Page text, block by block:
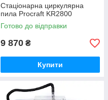
Стаціонарна циркулярна
пила Procraft KR2800
Готово до відправки
9 870 ₴
Купити